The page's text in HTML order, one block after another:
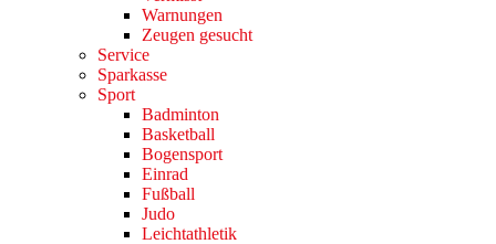
Warnungen
Zeugen gesucht
Service
Sparkasse
Sport
Badminton
Basketball
Bogensport
Einrad
Fußball
Judo
Leichtathletik